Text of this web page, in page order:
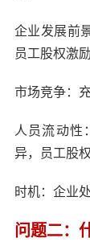
企业发展前
员工股权激励
市场竞争：
人员流动性
异，员工股
时机：企业
问题二：